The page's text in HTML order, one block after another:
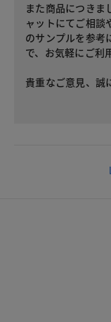
また商品につきま
ャットにてご相談
のサンプルを参考
で、お気軽にご利
貴重なご意見、誠